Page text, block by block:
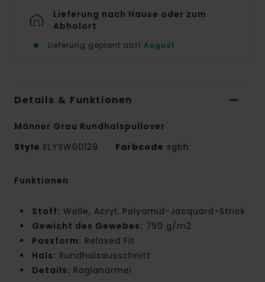
Lieferung nach Hause oder zum
Abholort
Lieferung geplant ab11 August
Details & Funktionen
Männer Grau Rundhalspullover
Style ELYSW00129 Farbcode sgbh
Funktionen
Stoff: Wolle, Acryl, Polyamid-Jacquard-Strick
Gewicht des Gewebes: 750 g/m2
Passform: Relaxed Fit
Hals: Rundhalsausschnitt
Details: Raglanärmel